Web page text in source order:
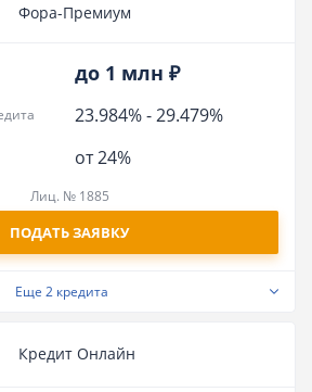
Фора-Премиум
до 1 млн ₽
23.984%-29.479%
от 24%
Лиц. № 1885
ПОДАТЬ ЗАЯВКУ
Еще 2 кредита
Кредит Онлайн